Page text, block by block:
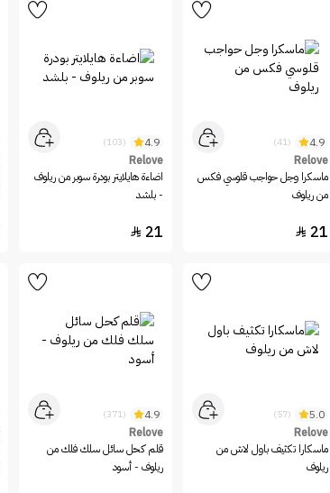
4.9
(41)
Relove
ماسكرا وجل حواجب قلوسي فكس
من ريلوف
21

4.9
(103)
Relove
اضاءة هايلايتر بودرة سوبر من ريلوف
- بلشد
21

5.0
(57)
Relove
ماسكارا تكثيف باول لاش من
ريلوف
4.9
(371)
Relove
قلم كحل سائل سلك فلك من
ريلوف - أسود